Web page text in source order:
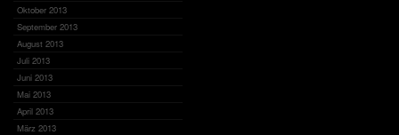
Oktober 2013
September 2013
August 2013
Juli 2013
Juni 2013
Mai 2013
April 2013
März 2013